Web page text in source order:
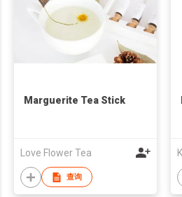
Marguerite Tea Stick
Love Flower Tea
查询